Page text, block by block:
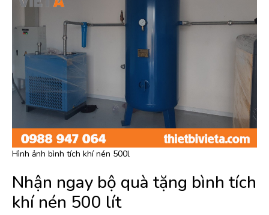
Hình ảnh bình tích khí nén 500l
Nhận ngay bộ quà tặng bình tích
khí nén 500 lít